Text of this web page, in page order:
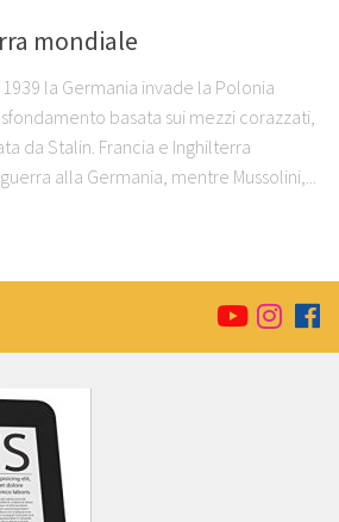
mondiale
la Germania invade la Polonia
basata sui mezzi corazzati,
da Stalin. Francia e Inghilterra
alla Germania, mentre Mussolini,...